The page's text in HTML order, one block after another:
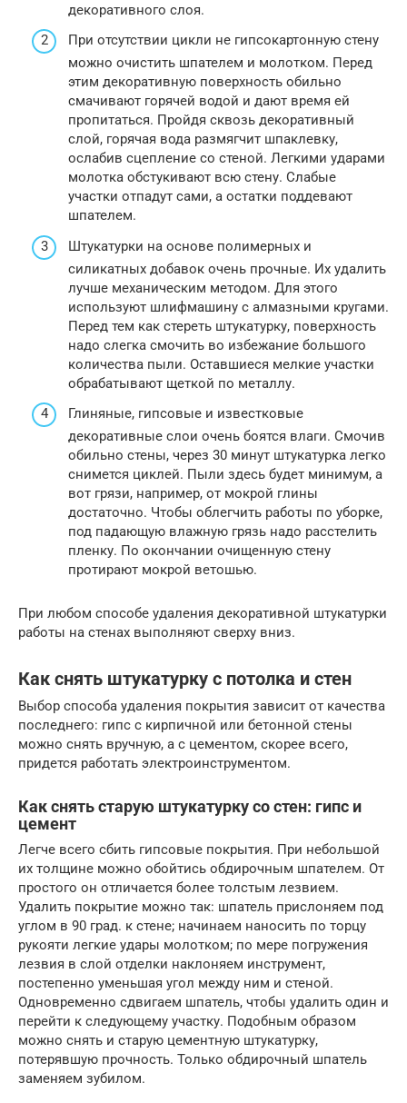
декоративного слоя.
При отсутствии цикли не гипсокартонную стену
можно очистить шпателем и молотком. Перед
этим декоративную поверхность обильно
смачивают горячей водой и дают время ей
пропитаться. Пройдя сквозь декоративный
слой, горячая вода размягчит шпаклевку,
ослабив сцепление со стеной. Легкими ударами
молотка обстукивают всю стену. Слабые
участки отпадут сами, а остатки поддевают
шпателем.
Штукатурки на основе полимерных и
силикатных добавок очень прочные. Их удалить
лучше механическим методом. Для этого
используют шлифмашину с алмазными кругами.
Перед тем как стереть штукатурку, поверхность
надо слегка смочить во избежание большого
количества пыли. Оставшиеся мелкие участки
обрабатывают щеткой по металлу.
Глиняные, гипсовые и известковые
декоративные слои очень боятся влаги. Смочив
обильно стены, через 30 минут штукатурка легко
снимется циклей. Пыли здесь будет минимум, а
вот грязи, например, от мокрой глины
достаточно. Чтобы облегчить работы по уборке,
под падающую влажную грязь надо расстелить
пленку. По окончании очищенную стену
протирают мокрой ветошью.
При любом способе удаления декоративной штукатурки
работы на стенах выполняют сверху вниз.
Как снять штукатурку с потолка и стен
Выбор способа удаления покрытия зависит от качества
последнего: гипс с кирпичной или бетонной стены
можно снять вручную, а с цементом, скорее всего,
придется работать электроинструментом.
Как снять старую штукатурку со стен: гипс и
цемент
Легче всего сбить гипсовые покрытия. При небольшой
их толщине можно обойтись обдирочным шпателем. От
простого он отличается более толстым лезвием.
Удалить покрытие можно так: шпатель прислоняем под
углом в 90 град. к стене; начинаем наносить по торцу
рукояти легкие удары молотком; по мере погружения
лезвия в слой отделки наклоняем инструмент,
постепенно уменьшая угол между ним и стеной.
Одновременно сдвигаем шпатель, чтобы удалить один и
перейти к следующему участку. Подобным образом
можно снять и старую цементную штукатурку,
потерявшую прочность. Только обдирочный шпатель
заменяем зубилом.